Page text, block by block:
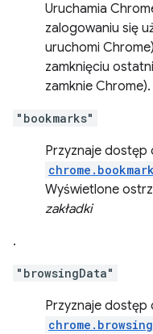
Uruchamia
zalogowaniu się
uruchomi
zamknięciu
zamknie Chrome).
"bookmarks"
Przyznaje dostęp
Wyświetlone
zakładki
.
"browsingData"
Przyznaje dostęp